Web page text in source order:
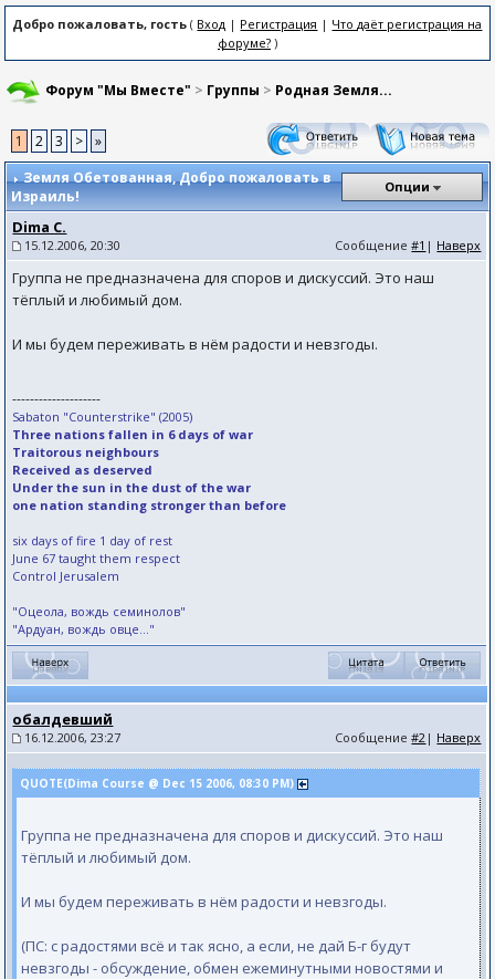
Добро пожаловать, гость ( Вход | Регистрация | Что даёт регистрация на
форуме?)
Форум "Мы Вместе" > Группы > Родная Земля...
1 2 3 >
»
Земля Обетованная, Добро пожаловать в
Израиль!
Опции
Dima C.
15.12.2006, 20:30 Сообщение#1 | Наверх
Группа не предназначена для споров и дискуссий. Это наш
тёплый и любимый дом.
И мы будем переживать в нём радости и невзгоды.
--------------------
Sabaton "Counterstrike" (2005)
Three nations fallen in 6 days of war
Traitorous neighbours
Received as deserved
Under the sun in the dust of the war
one nation standing stronger than before
six days of fire 1 day of rest
June 67 taught them respect
Control Jerusalem
"Оцеола, вождь семинолов"
"Ардуан, вождь овце..."
обалдевший
16.12.2006, 23:27 Сообщение#2 | Наверх
QUOTE(Dima Course @ Dec 15 2006, 08:30 PM)
Группа не предназначена для споров и дискуссий. Это наш
тёплый и любимый дом.
И мы будем переживать в нём радости и невзгоды.
(ПС: с радостями всё и так ясно, а если, не дай Б-г будут
невзгоды - обсуждение, обмен ежеминутными новостями и